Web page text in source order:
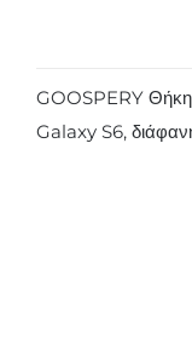
GOOSPERY
Galaxy S6,